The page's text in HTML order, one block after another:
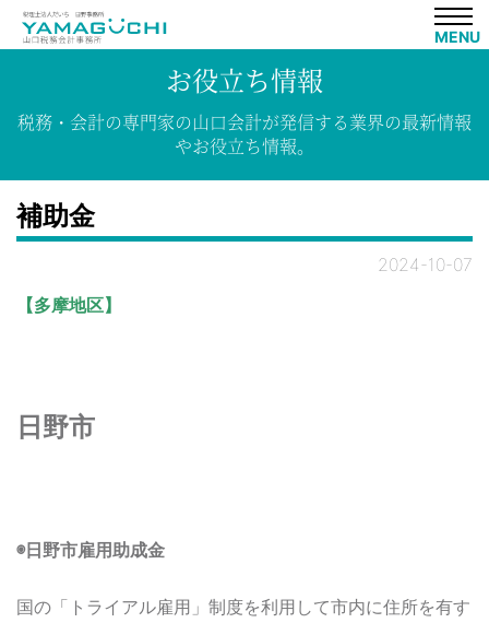
MENU
お役立ち情報
税務・会計の専門家の山口会計が発信する業界の最新情報
やお役立ち情報。
補助金
2024-10-07
【多摩地区】
日野市
◉日野市雇用助成金
国の「トライアル雇用」制度を利用して市内に住所を有す